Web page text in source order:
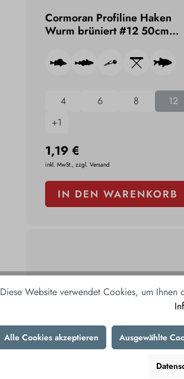
Cormoran Profiline Haken
Wurm brüniert #12 50cm
4 6 8
12
+1
1,19 €
inkl. MwSt., zzgl. Versand
IN DEN WARENKORB
Diese Website verwendet Cookies, um
Alle Cookies akzeptieren Ausgewählte